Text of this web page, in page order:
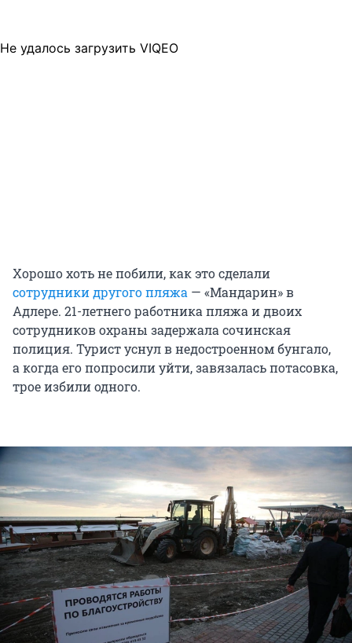
Не удалось загрузить VIQEO
Хорошо хоть не побили, как это сделали
сотрудники другого пляжа — «Мандарин» в
Адлере. 21-летнего работника пляжа и двоих
сотрудников охраны задержала сочинская
полиция. Турист уснул в недостроенном бунгало,
а когда его попросили уйти, завязалась потасовка,
трое избили одного.